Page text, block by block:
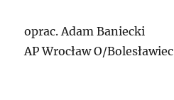
oprac. Adam Baniecki
AP Wrocław O/Bolesławiec